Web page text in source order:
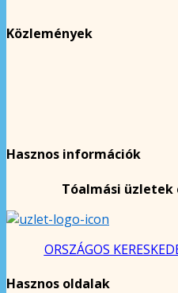
Közlemények
Hasznos információk
Tóalmási
ORSZÁGOS
Hasznos oldalak